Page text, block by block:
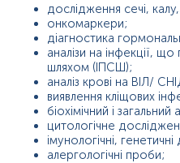
дослідження сечі,
онкомаркери;
діагностика
аналізи на інфекції,
шляхом (ІПСШ);
аналіз крові на ВІЛ/
виявлення кліщових
біохімічний і загальний
цитологічне
імунологічні,
алергологічні проби;